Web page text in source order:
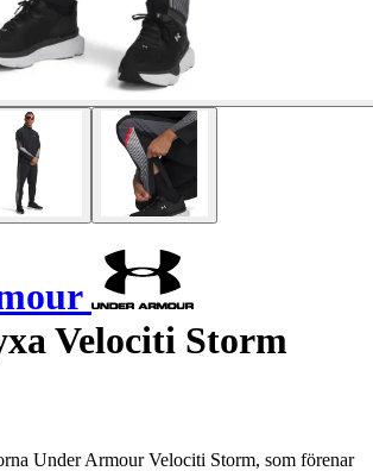
Velociti Storm
Under Armour Velociti Storm, som förenar